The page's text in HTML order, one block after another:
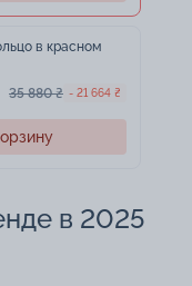
в красном
35 880 ₴ - 21 664 ₴
в 2025